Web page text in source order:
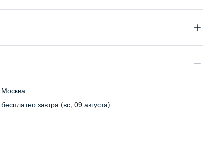
Москва
бесплатно завтра (вс, 09 августа)